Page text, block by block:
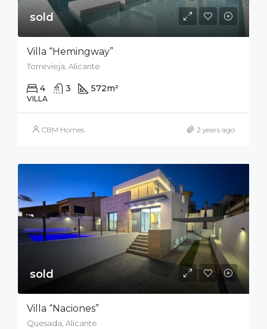
sold
Villa “Hemingway”
Torrevieja, Alicante
4 3 572m²
VILLA
CBM Homes 2 years ago
sold
Villa “Naciones”
Quesada, Alicante